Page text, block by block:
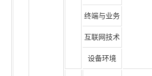
终端与业务
互联网技术
设备环境